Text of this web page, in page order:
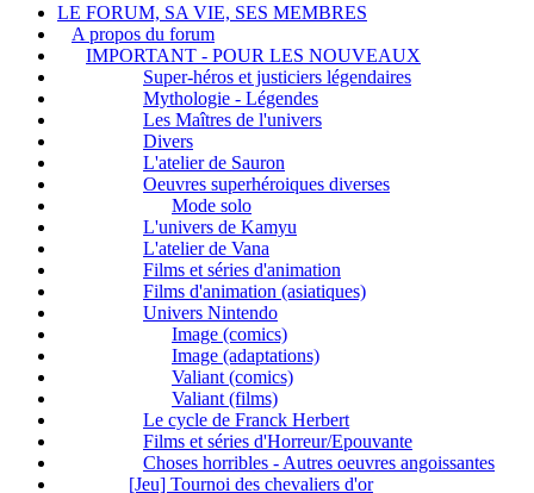
LE FORUM, SA VIE, SES MEMBRES
A propos du forum
IMPORTANT - POUR LES NOUVEAUX
Super-héros et justiciers légendaires
Mythologie - Légendes
Les Maîtres de l'univers
Divers
L'atelier de Sauron
Oeuvres superhéroiques diverses
Mode solo
L'univers de Kamyu
L'atelier de Vana
Films et séries d'animation
Films d'animation (asiatiques)
Univers Nintendo
Image (comics)
Image (adaptations)
Valiant (comics)
Valiant (films)
Le cycle de Franck Herbert
Films et séries d'Horreur/Epouvante
Choses horribles - Autres oeuvres angoissantes
[Jeu] Tournoi des chevaliers d'or